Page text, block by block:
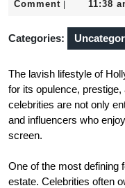
14,
Comment
11:38
Categories:
The lavish lifestyle of
for its opulence,
celebrities are not only
and influencers who
screen.
One of the most defining
estate. Celebrities often